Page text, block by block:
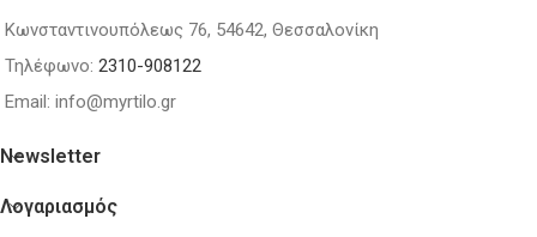
Κωνσταντινουπόλεως 76, 54642, Θεσσαλονίκη
Τηλέφωνο: 2310-908122
Email: info@myrtilo.gr
Newsletter
Λογαριασμός